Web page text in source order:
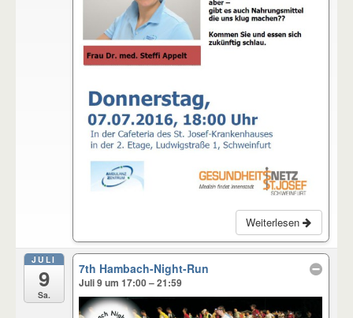
Weiterlesen
JULI
9
Sa.
7th Hambach-Night-Run
Juli 9 um 17:00 – 21:59